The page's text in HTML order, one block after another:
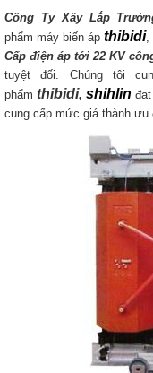
Công Ty Xây Lắp
phẩm máy biến áp thibidi,
Cấp điện áp tới 22 KV​
tuyệt đối. Chúng tôi
phẩmthibidi,shihlin
cung cấp mức giá thành ưu